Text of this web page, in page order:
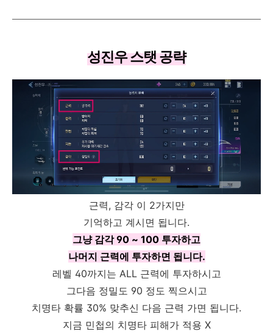
성진우 스탯 공략
근력, 감각 이 2가지만
기억하고 계시면 됩니다.
그냥 감각 90 ~ 100 투자하고
나머지 근력에 투자하면 됩니다.
레벨 40까지는 ALL 근력에 투자하시고
그다음 정밀도 90 정도 찍으시고
치명타 확률 30% 맞추신 다음 근력 가면 됩니다.
지금 민첩의 치명타 피해가 적용 X